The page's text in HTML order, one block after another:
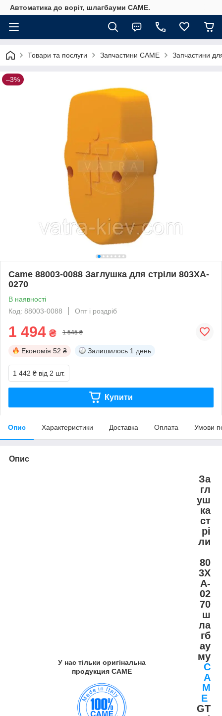
Автоматика до воріт, шлагбауми CAME.
Товари та послуги Запчастини CAME Запчастини
–3%
Came 88003-0088 Заглушка для стріли 803XA-
0270
В наявності
Код: 88003-0088
Опт і роздріб
1 494 ₴ 1 545 ₴
Економія 52 ₴ Залишилось 1 день
1 442 ₴ від 2 шт.
Купити
Опис Характеристики Доставка Оплата Умови
Опис
У нас тільки оригінальна
продукция САМЕ
За
гл
уш
ка
ст
рі
ли
80
3X
A-
02
70
ш
ла
гб
ау
му
C
A
M
E
GT